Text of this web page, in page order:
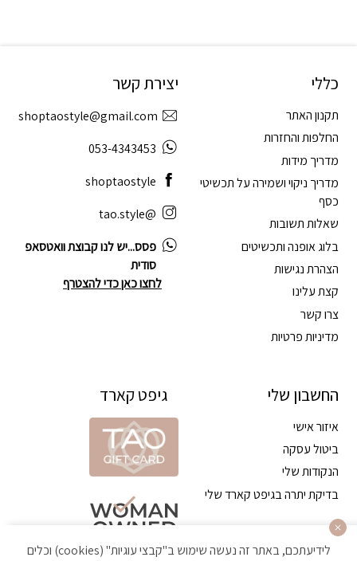
כללי
תקנון האתר
החלפות והחזרות
מדריך מידות
מדריך ניקוי ושמירה על תכשיטי
כסף
שאלות תשובות
בלוג אופנה ותכשיטים
הצהרת נגישות
קצת עלינו
צרו קשר
מדיניות פרטיות
החשבון שלי
איזור אישי
ביטול עסקה
הנקודות שלי
בדיקת יתרה בגיפט קארד שלי
יצירת קשר
shoptaostyle@gmail.com
053-4343453
shoptaostyle
@tao.style
פסס...יש לנו קבוצת וואטסאפ
סודית
לחצו כאן כדי להצטרף
גיפט קארד
לידיעתכם, באתר זה נעשה שימוש ב"קבצי עוגיות" (cookies) וכלים